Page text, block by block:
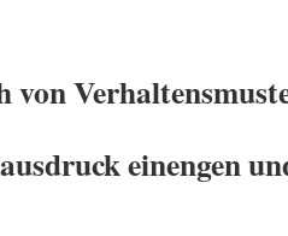
von
einengen